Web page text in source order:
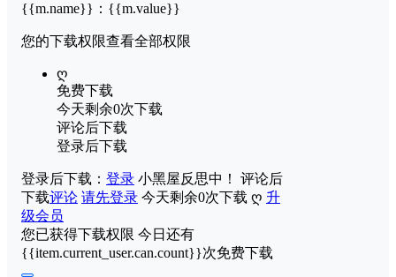
{{m.name}} ： {{m.value}}
您的下载权限查看全部权限
ღ
免费下载
今天剩余0次下载
评论后下载
登录后下载
登录后下载： 登录 小黑屋反思中！ 评论后
下载评论 请先登录 今天剩余0次下载 ღ 升
级会员
您已获得下载权限 今日还有
{{item.current_user.can.count}}次免费下载